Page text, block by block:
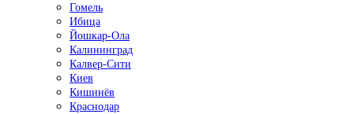
Гомель
Ибица
Йошкар-Ола
Калининград
Калвер-Сити
Киев
Кишинёв
Краснодар